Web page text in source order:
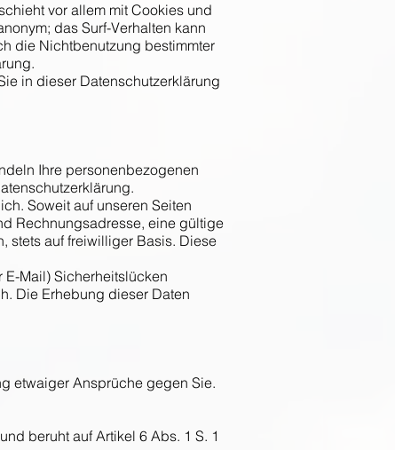
vor allem mit Cookies und
das Surf-Verhalten kann
die Nichtbenutzung bestimmter
in dieser Datenschutzerklärung
Ihre personenbezogenen
Soweit auf unseren Seiten
Rechnungsadresse, eine gültige
stets auf freiwilliger Basis. Diese
Mail) Sicherheitslücken
Die Erhebung dieser Daten
Ansprüche gegen Sie.
beruht auf Artikel 6 Abs. 1 S. 1